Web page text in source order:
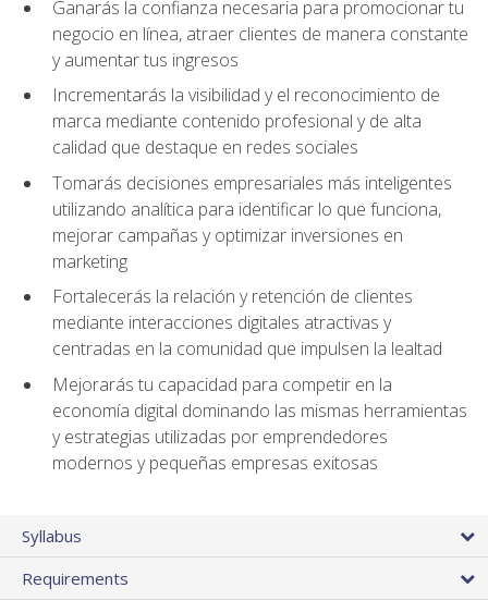
Ganarás la confianza necesaria para promocionar tu
negocio en línea, atraer clientes de manera constante
y aumentar tus ingresos
Incrementarás la visibilidad y el reconocimiento de
marca mediante contenido profesional y de alta
calidad que destaque en redes sociales
Tomarás decisiones empresariales más inteligentes
utilizando analítica para identificar lo que funciona,
mejorar campañas y optimizar inversiones en
marketing
Fortalecerás la relación y retención de clientes
mediante interacciones digitales atractivas y
centradas en la comunidad que impulsen la lealtad
Mejorarás tu capacidad para competir en la
economía digital dominando las mismas herramientas
y estrategias utilizadas por emprendedores
modernos y pequeñas empresas exitosas
Syllabus
Requirements